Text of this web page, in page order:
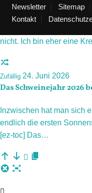
Newsletter
Sitemap
Kontakt
Marion Klüter - Carpe
nicht. Ich bin eher eine
Zufällig 24. Juni 2026
Das Schweinejahr 2026
Inzwischen hat man sich
endlich die ersten
[ez-toc] Das…